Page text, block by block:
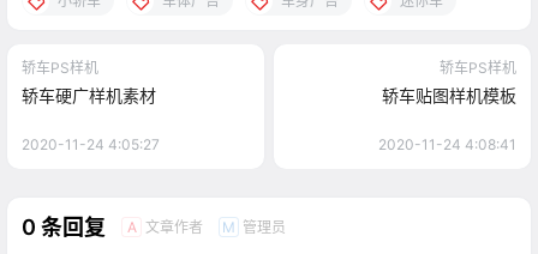
轿车PS样机
轿车硬广样机素材
2020-11-24 4:05:27
轿车PS样机
轿车贴图样机模板
2020-11-24 4:08:41
0 条回复 A 文章作者 M 管理员